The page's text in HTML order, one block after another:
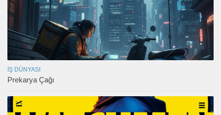
İŞ DÜNYASI
Prekarya Çağı